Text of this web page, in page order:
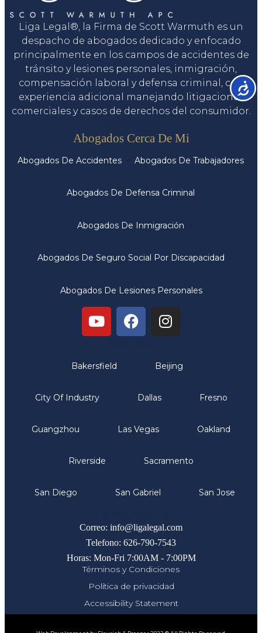
Liga Legal®, la Firma de Scott Warmuth es un
despacho de abogados dedicado y enfocado
principalmente en los campos de accidentes de
tránsito y lesiones personales, inmigración,
compensación laboral y defensa criminal, con
experiencia adicional manejando litigaciones
comerciales y casos de derechos del consumidor.
Abogados Cerca De Mi
Abogados De Accidentes Abogados De Trabajadores
Abogados De Defensa Criminal
Abogados De Inmigración
Abogados De Seguro Social Por Discapacidad
Abogados De Lesiones Personales
Bakersfield Beijing
City Of Industry Dallas Fresno
Guangzhou Las Vegas Oakland
Riverside Sacramento
San Diego San Gabriel San Jose
Correo: info@ligalegal.com
Telefono: 626-790-7543
Horas: Mon-Fri 7:00AM - 7:00PM
Términos y Condiciones
Política de privacidad
Accessibility Statement